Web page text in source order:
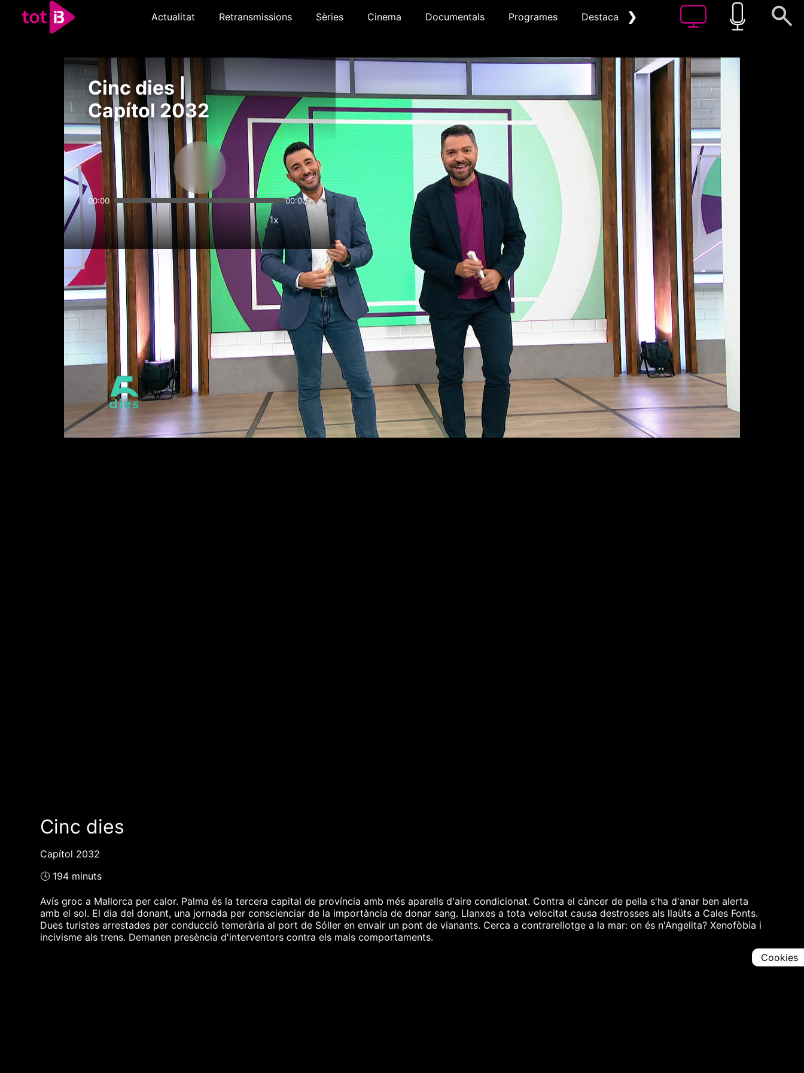
Actualitat Retransmissions Sèries Cinema Documentals Programes Destacat ❯
Cinc dies |
Capítol 2032
00:00 00:00
1x
Cinc dies
Capítol 2032
🕓 194 minuts
Avís groc a Mallorca per calor. Palma és la tercera capital de província amb més aparells d'aire condicionat. Contra el càncer de pella s'ha d'anar ben alerta
amb el sol. El dia del donant, una jornada per conscienciar de la importància de donar sang. Llanxes a tota velocitat causa destrosses als llaüts a Cales Fonts.
Dues turistes arrestades per conducció temerària al port de Sóller en envair un pont de vianants. Cerca a contrarellotge a la mar: on és n'Angelita? Xenofòbia i
incivisme als trens. Demanen presència d'interventors contra els mals comportaments.
Cookies